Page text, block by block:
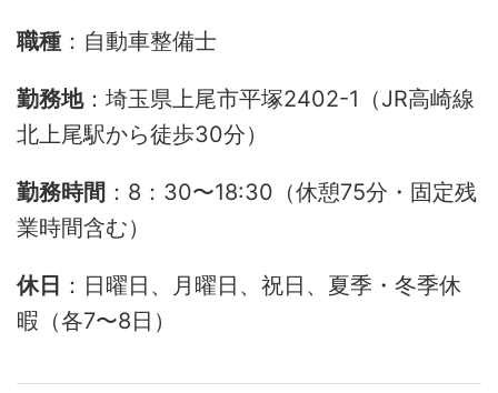
職種 ：自動車整備士
勤務地：埼玉県上尾市平塚2402-1（JR高崎線
北上尾駅から徒歩30分）
勤務時間 ：8：30〜18:30（休憩75分・固定残
業時間含む）
休日 ：日曜日、月曜日、祝日、夏季・冬季休
暇（各7〜8日）